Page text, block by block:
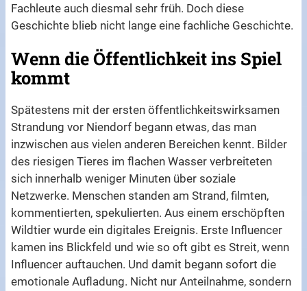
Fachleute auch diesmal sehr früh. Doch diese
Geschichte blieb nicht lange eine fachliche Geschichte.
Wenn die Öffentlichkeit ins Spiel
kommt
Spätestens mit der ersten öffentlichkeitswirksamen
Strandung vor Niendorf begann etwas, das man
inzwischen aus vielen anderen Bereichen kennt. Bilder
des riesigen Tieres im flachen Wasser verbreiteten
sich innerhalb weniger Minuten über soziale
Netzwerke. Menschen standen am Strand, filmten,
kommentierten, spekulierten. Aus einem erschöpften
Wildtier wurde ein digitales Ereignis. Erste Influencer
kamen ins Blickfeld und wie so oft gibt es Streit, wenn
Influencer auftauchen. Und damit begann sofort die
emotionale Aufladung. Nicht nur Anteilnahme, sondern